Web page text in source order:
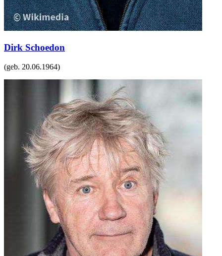
Dirk Schoedon
(geb. 20.06.1964)